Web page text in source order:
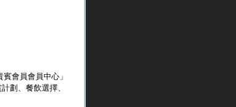
會員會員中心」
劃、餐飲選擇、